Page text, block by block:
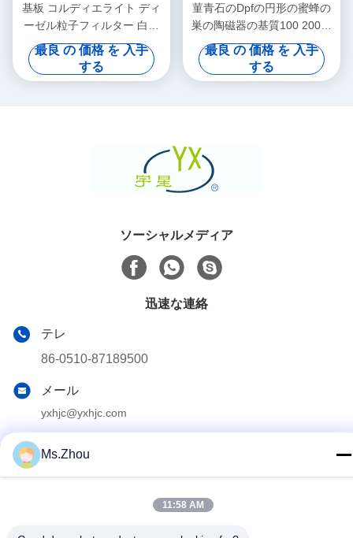
基板 コルディエライト ディ
ーゼル粒子フィルター 白色
高孔度
最良 の 価格 を 入手
する
菫青石のDpfの円形の蜜蜂の
巣の陶磁器の基質100 200の
CPSIの細胞密度
最良 の 価格 を 入手
する
ソーシャルメディア
迅速な連絡
テレ
86-0510-87189500
メール
yxhjc@yxhjc.com
Dingshu の町、Yixing 都市、江蘇省
プライバシーポリシー
Ms.Zhou
11:58 AM